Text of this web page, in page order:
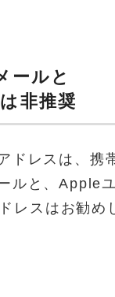
ールと
非推奨
ドレスは、携
ルと、Apple
レスはお勧め